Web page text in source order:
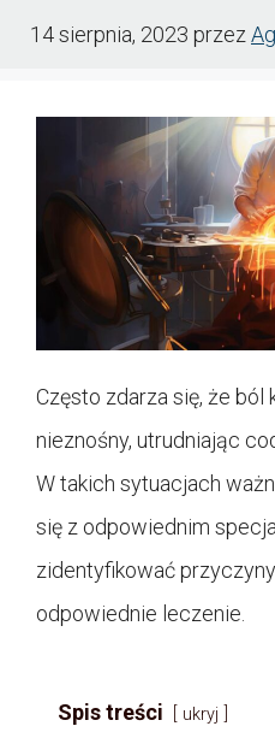
14 sierpnia, 2023 przez
Często zdarza się, że ból
nieznośny, utrudniając
W takich sytuacjach
się z odpowiednim
zidentyfikować
odpowiednie leczenie.
Spis treści ukryj